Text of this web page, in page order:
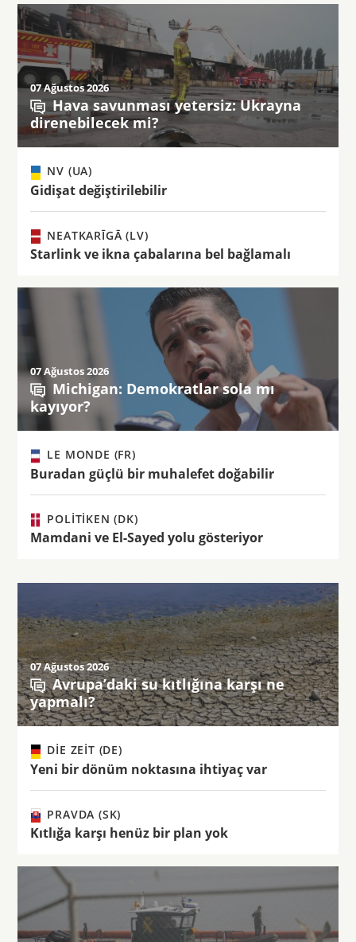
07 Ağustos 2026
Hava savunması yetersiz: Ukrayna
direnebilecek mi?
NV (UA)
Gidişat değiştirilebilir
NEATKARĪGĀ (LV)
Starlink ve ikna çabalarına bel bağlamalı
07 Ağustos 2026
Michigan: Demokratlar sola mı
kayıyor?
LE MONDE (FR)
Buradan güçlü bir muhalefet doğabilir
POLITIKEN (DK)
Mamdani ve El-Sayed yolu gösteriyor
07 Ağustos 2026
Avrupa’daki su kıtlığına karşı ne
yapmalı?
DIE ZEIT (DE)
Yeni bir dönüm noktasına ihtiyaç var
PRAVDA (SK)
Kıtlığa karşı henüz bir plan yok